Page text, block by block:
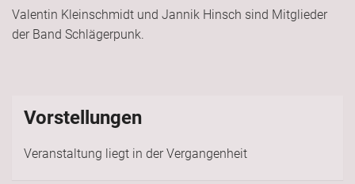
Valentin Kleinschmidt und Jannik Hinsch sind Mitglieder
der Band Schlägerpunk.
Vorstellungen
Veranstaltung liegt in der Vergangenheit